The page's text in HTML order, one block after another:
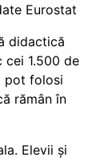
Eurostat
didactică
1.500 de
pot folosi
rămân în
Elevii și